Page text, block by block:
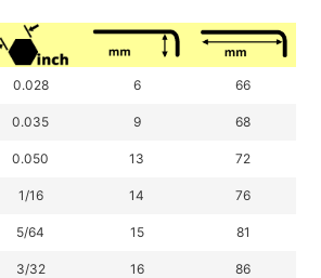
0.028 6 66
0.035 9 68
0.050 13 72
1/16 14 76
5/64 15 81
3/32 16 86